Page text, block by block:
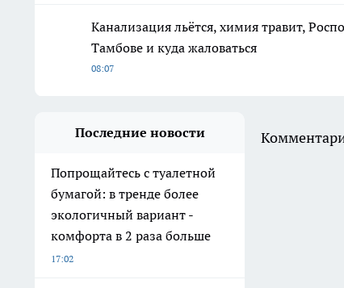
Канализация льётся, химия травит,
Тамбове и куда жаловаться
08:07
Последние новости
Попрощайтесь с туалетной
бумагой: в тренде более
экологичный вариант -
комфорта в 2 раза больше
17:02